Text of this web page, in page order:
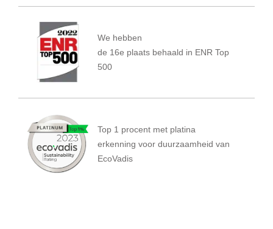
We hebben
de 16e plaats behaald in ENR Top
500
Top 1 procent met platina
erkenning voor duurzaamheid van
EcoVadis